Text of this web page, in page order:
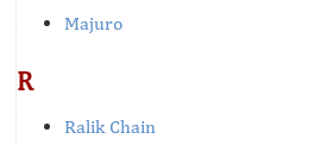
Majuro
R
Ralik Chain